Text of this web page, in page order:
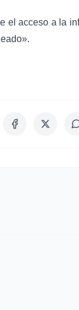
el acceso a la